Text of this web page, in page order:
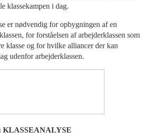
klassekampen i dag.
er nødvendig for opbygningen af en
for forståelsen af arbejderklassen som
klasse og for hvilke alliancer der kan
udenfor arbejderklassen.
KLASSEANALYSE